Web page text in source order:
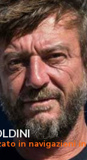
in navigazioni